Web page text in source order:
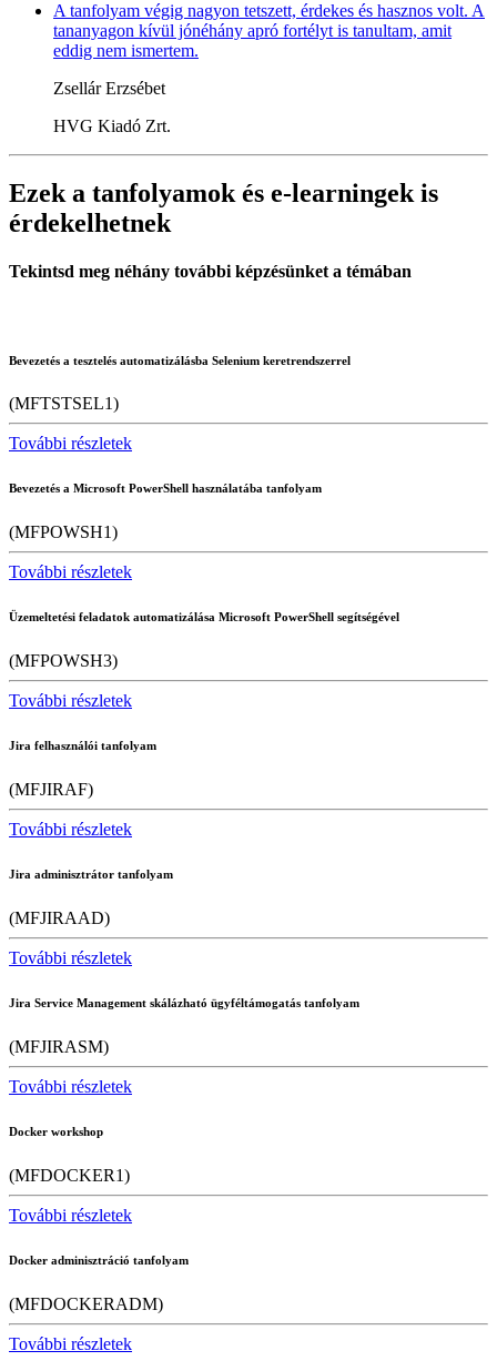
A tanfolyam végig nagyon tetszett, érdekes és hasznos volt. A
tananyagon kívül jónéhány apró fortélyt is tanultam, amit
eddig nem ismertem.
Zsellár Erzsébet
HVG Kiadó Zrt.
Ezek a tanfolyamok és e-learningek is
érdekelhetnek
Tekintsd meg néhány további képzésünket a témában
Bevezetés a tesztelés automatizálásba Selenium keretrendszerrel
(MFTSTSEL1)
További részletek
Bevezetés a Microsoft PowerShell használatába tanfolyam
(MFPOWSH1)
További részletek
Üzemeltetési feladatok automatizálása Microsoft PowerShell segítségével
(MFPOWSH3)
További részletek
Jira felhasználói tanfolyam
(MFJIRAF)
További részletek
Jira adminisztrátor tanfolyam
(MFJIRAAD)
További részletek
Jira Service Management skálázható ügyféltámogatás tanfolyam
(MFJIRASM)
További részletek
Docker workshop
(MFDOCKER1)
További részletek
Docker adminisztráció tanfolyam
(MFDOCKERADM)
További részletek